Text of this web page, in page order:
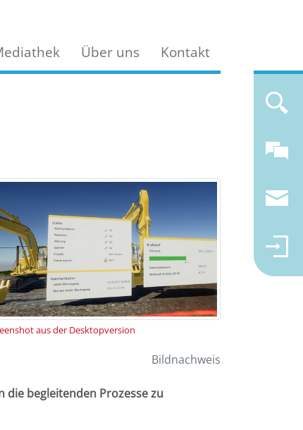
Über uns Kontakt
aus der Desktopversion
Bildnachweis
begleitenden Prozesse zu